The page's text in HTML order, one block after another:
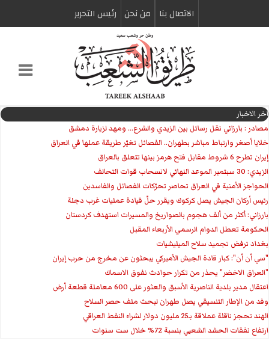
الاتصال بنا من نحن رئیس التحریر
اخر الاخبار
مصادر : بارزاني نقل رسائل بين الزيدي والشرع... ومهد لزيارة دمشق
خلايا أصغر وارتباط مباشر بطهران.. الفصائل تغيّر طريقة عملها في العراق
إيران تطرح 6 شروط مقابل فتح هرمز بينها تتعلق بالعراق
الزيدي: 30 سبتمبر الموعد النهائي لانسحاب قوات التحالف
الحواجز الأمنية في العراق تحاصر تحرّكات الفصائل والفاسدين
رئيس أركان الجيش يصل كركوك ويقرر حلّ قيادة عمليات غرب دجلة
بارزاني: أكثر من ألف هجوم بالصواريخ والمسيرات استهدف كردستان
الحكومة تعطل الدوام الرسمي الأربعاء المقبل
بغداد ترفض تجميد سلاح الميليشيات
"سي أن أن": كبار قادة الجيش الأميركي يبحثون عن مخرج من حرب إيران
"العراق الاخضر" يحذر من تكرار حوادث نفوق الاسماك
اعتقال مدير بلدية الناصرية الأسبق والعثور على 600 معاملة قطعة أرض
وفد من الإطار التنسيقي يصل طهران لبحث ملف حصر السلاح
الهند تحجز ناقلة عملاقة بـ25 مليون دولار لشراء النفط العراقي
ارتفاع نفقات الحشد الشعبي بنسبة 72% خلال ست سنوات